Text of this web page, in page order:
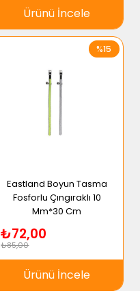
Ürünü İncele
Eastland Boyun Tasma
Fosforlu Çıngıraklı 10
Mm*30 Cm
₺72,00
₺85,00
Ürünü İncele
%15